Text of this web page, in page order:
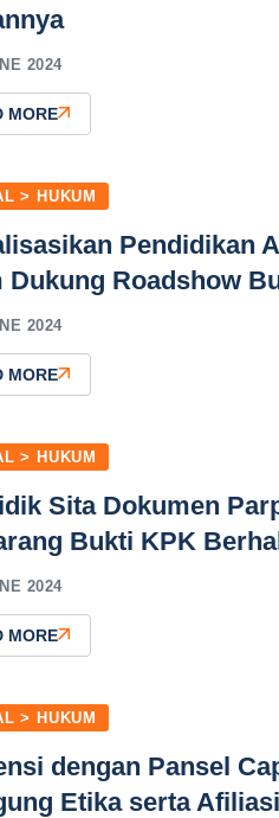
2024
MORE
> HUKUM
Pendidikan
Dukung Roadshow
2024
MORE
> HUKUM
Sita Dokumen
Bukti KPK
2024
MORE
> HUKUM
dengan Pansel
Etika serta